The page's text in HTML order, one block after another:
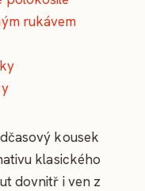
rukávem
kousek
klasického
dovnitř i ven z